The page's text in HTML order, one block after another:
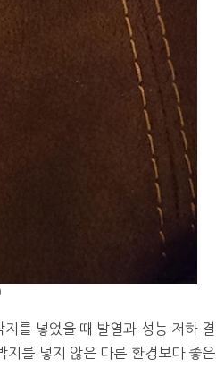
를 넣었을 때 발열과 성능 저하 결
지를 넣지 않은 다른 환경보다 좋은